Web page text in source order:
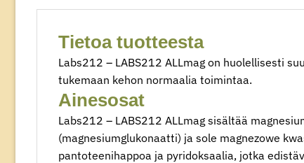
Tietoa tuotteesta
Labs212 – LABS212 ALLmag on huolellisesti
tukemaan kehon normaalia toimintaa.
Ainesosat
Labs212 – LABS212 ALLmag sisältää
(magnesiumglukonaatti) ja sole magnezowe
pantoteenihappoa ja pyridoksaalia, jotka